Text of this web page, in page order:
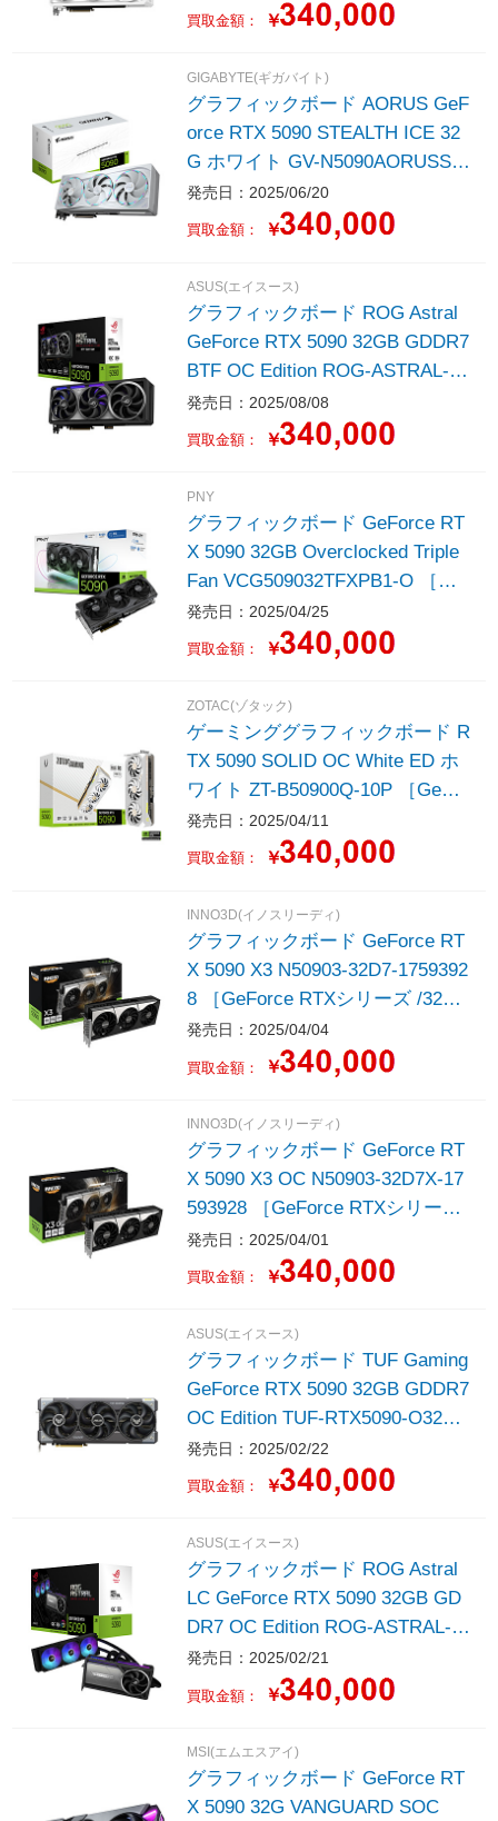
［GeForce RTXシリーズ /32G
買取金額： ￥
GIGABYTE(ギガバイト)
グラフィックボード AORUS GeF
orce RTX 5090 STEALTH ICE 32
G ホワイト GV-N5090AORUSST
ICE-32GD ［GeForce RTXシリー
ズ /32GB］
発売日：2025/06/20
買取金額： ￥
ASUS(エイスース)
グラフィックボード ROG Astral
GeForce RTX 5090 32GB GDDR7
BTF OC Edition ROG-ASTRAL-R
TX5090-O32G-BTFG ［GeForce
RTXシリーズ /32GB］
発売日：2025/08/08
買取金額： ￥
PNY
グラフィックボード GeForce RT
X 5090 32GB Overclocked Triple
Fan VCG509032TFXPB1-O ［Ge
Force RTXシリーズ /32GB］
発売日：2025/04/25
買取金額： ￥
ZOTAC(ゾタック)
ゲーミンググラフィックボード R
TX 5090 SOLID OC White ED ホ
ワイト ZT-B50900Q-10P ［GeFor
ce RTXシリーズ /32GB］
発売日：2025/04/11
買取金額： ￥
INNO3D(イノスリーディ)
グラフィックボード GeForce RT
X 5090 X3 N50903-32D7-1759392
8 ［GeForce RTXシリーズ /32G
B］
発売日：2025/04/04
買取金額： ￥
INNO3D(イノスリーディ)
グラフィックボード GeForce RT
X 5090 X3 OC N50903-32D7X-17
593928 ［GeForce RTXシリーズ
/32GB］
発売日：2025/04/01
買取金額： ￥
ASUS(エイスース)
グラフィックボード TUF Gaming
GeForce RTX 5090 32GB GDDR7
OC Edition TUF-RTX5090-O32G-
GAMING ［GeForce RTXシリー
ズ /32GB］
発売日：2025/02/22
買取金額： ￥
ASUS(エイスース)
グラフィックボード ROG Astral
LC GeForce RTX 5090 32GB GD
DR7 OC Edition ROG-ASTRAL-L
C-RTX5090-O32G-G ［GeForce
RTXシリーズ /32GB］
発売日：2025/02/21
買取金額： ￥
MSI(エムエスアイ)
グラフィックボード GeForce RT
X 5090 32G VANGUARD SOC